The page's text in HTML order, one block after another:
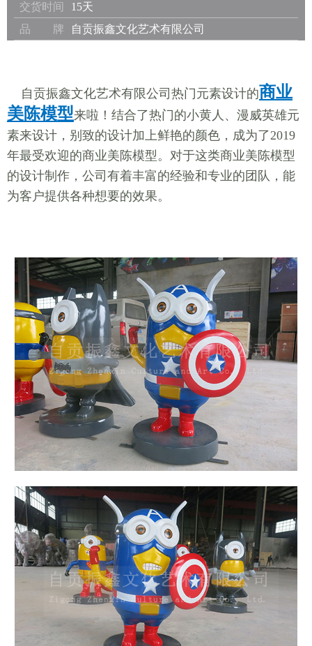
交货时间
15天
品 牌
自贡振鑫文化艺术有限公司
自贡振鑫文化艺术有限公司热门元素设计的商业
美陈模型来啦！结合了热门的小黄人、漫威英雄元
素来设计，别致的设计加上鲜艳的颜色，成为了2019
年最受欢迎的商业美陈模型。对于这类商业美陈模型
的设计制作，公司有着丰富的经验和专业的团队，能
为客户提供各种想要的效果。